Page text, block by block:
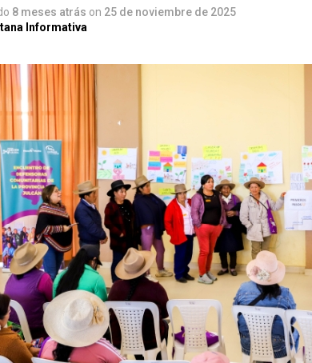
8 meses atrás on 25 de noviembre de 2025
Informativa